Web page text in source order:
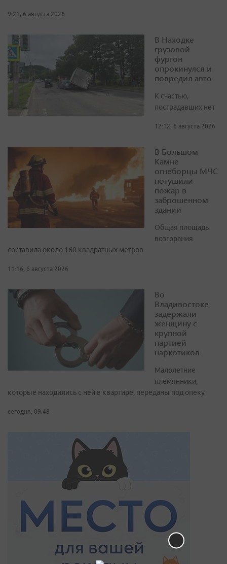
9:21, 6 августа 2026
В Находке
грузовой
фургон
опрокинулся и
повредил авто
К счастью,
пострадавших нет
12:12, 6 августа 2026
В Большом
Камне
огнеборцы МЧС
потушили
пожар в
заброшенном
здании
Общая площадь
возгорания
составила около 160 квадратных метров
11:16, 6 августа 2026
Во
Владивостоке
задержали
женщину с
крупной
партией
наркотиков
Малолетние
племянники,
которые находились с ней в квартире, переданы под опеку
сегодня, 09:48